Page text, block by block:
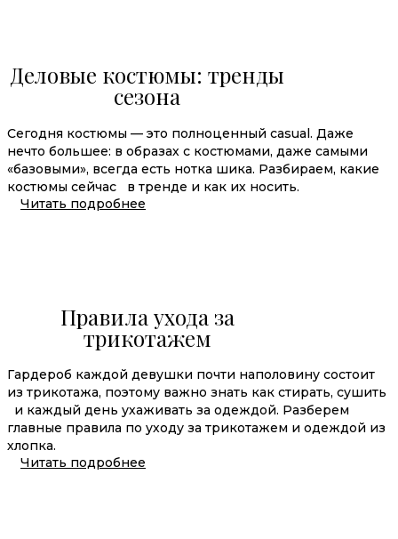
Деловые костюмы: тренды
сезона
Сегодня костюмы — это полноценный casual. Даже
нечто большее: в образах с костюмами, даже самыми
«базовыми», всегда есть нотка шика. Разбираем, какие
костюмы сейчас в тренде и как их носить.
Читать подробнее
Правила ухода за
трикотажем
Гардероб каждой девушки почти наполовину состоит
из трикотажа, поэтому важно знать как стирать, сушить
и каждый день ухаживать за одеждой. Разберем
главные правила по уходу за трикотажем и одеждой из
хлопка.
Читать подробнее